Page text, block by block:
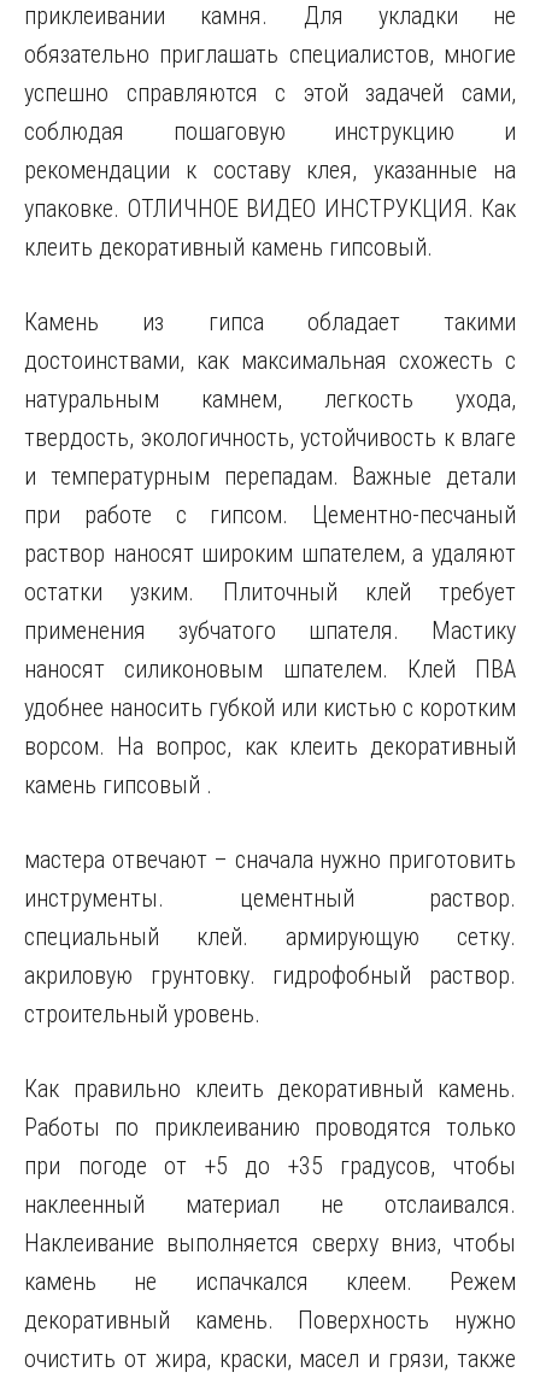
приклеивании камня. Для укладки не
обязательно приглашать специалистов, многие
успешно справляются с этой задачей сами,
соблюдая пошаговую инструкцию и
рекомендации к составу клея, указанные на
упаковке. ОТЛИЧНОЕ ВИДЕО ИНСТРУКЦИЯ. Как
клеить декоративный камень гипсовый.
Камень из гипса обладает такими
достоинствами, как максимальная схожесть с
натуральным камнем, легкость ухода,
твердость, экологичность, устойчивость к влаге
и температурным перепадам. Важные детали
при работе с гипсом. Цементно-песчаный
раствор наносят широким шпателем, а удаляют
остатки узким. Плиточный клей требует
применения зубчатого шпателя. Мастику
наносят силиконовым шпателем. Клей ПВА
удобнее наносить губкой или кистью с коротким
ворсом. На вопрос, как клеить декоративный
камень гипсовый .
мастера отвечают – сначала нужно приготовить
инструменты. цементный раствор.
специальный клей. армирующую сетку.
акриловую грунтовку. гидрофобный раствор.
строительный уровень.
Как правильно клеить декоративный камень.
Работы по приклеиванию проводятся только
при погоде от +5 до +35 градусов, чтобы
наклеенный материал не отслаивался.
Наклеивание выполняется сверху вниз, чтобы
камень не испачкался клеем. Режем
декоративный камень. Поверхность нужно
очистить от жира, краски, масел и грязи, также